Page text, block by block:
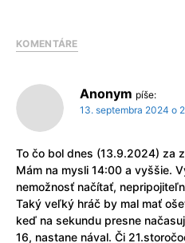
KOMENTÁRE
Anonym píše:
13. septembra 2024 o
To čo bol dnes (13.9.2024) za
Mám na mysli 14:00 a vyššie.
nemožnosť načítať,
Taký veľký hráč by mal mať
keď na sekundu presne
16, nastane nával. Či